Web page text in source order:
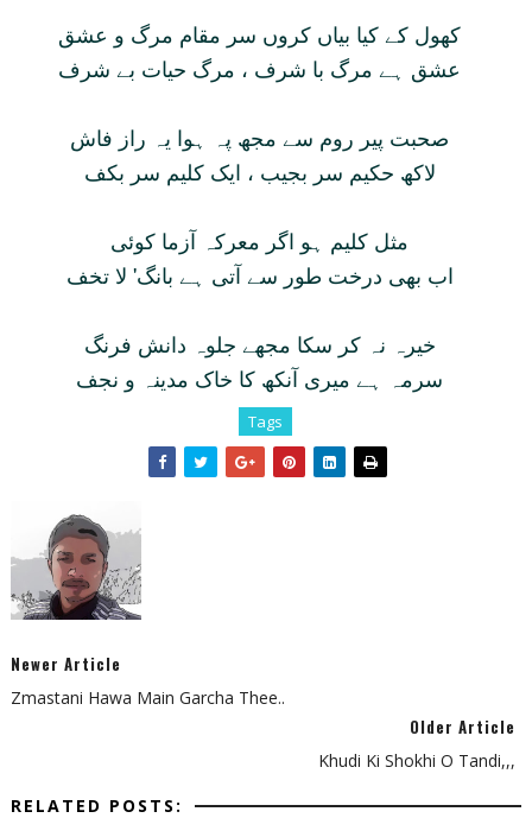
کھول کے کيا بياں کروں سر مقام مرگ و عشق
عشق ہے مرگ با شرف ، مرگ حيات بے شرف
صحبت پير روم سے مجھ پہ ہوا يہ راز فاش
لاکھ حکيم سر بجيب ، ايک کليم سر بکف
مثل کليم ہو اگر معرکہ آزما کوئی
اب بھی درخت طور سے آتی ہے بانگ' لا تخف
خيرہ نہ کر سکا مجھے جلوہ دانش فرنگ
سرمہ ہے ميری آنکھ کا خاک مدينہ و نجف
Tags
Newer Article
Zmastani Hawa Main Garcha Thee..
Older Article
Khudi Ki Shokhi O Tandi,,,
RELATED POSTS: